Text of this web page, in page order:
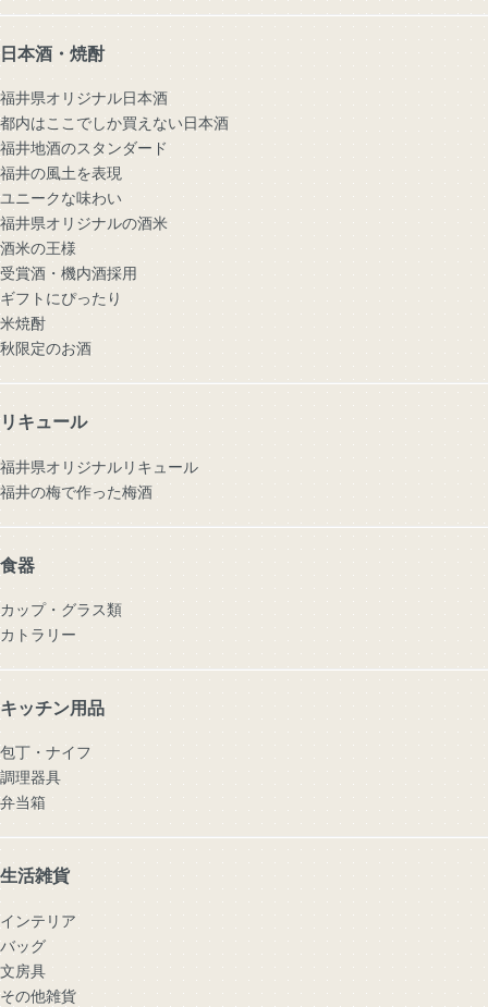
日本酒・焼酎
福井県オリジナル日本酒
都内はここでしか買えない日本酒
福井地酒のスタンダード
福井の風土を表現
ユニークな味わい
福井県オリジナルの酒米
酒米の王様
受賞酒・機内酒採用
ギフトにぴったり
米焼酎
秋限定のお酒
リキュール
福井県オリジナルリキュール
福井の梅で作った梅酒
食器
カップ・グラス類
カトラリー
キッチン用品
包丁・ナイフ
調理器具
弁当箱
生活雑貨
インテリア
バッグ
文房具
その他雑貨